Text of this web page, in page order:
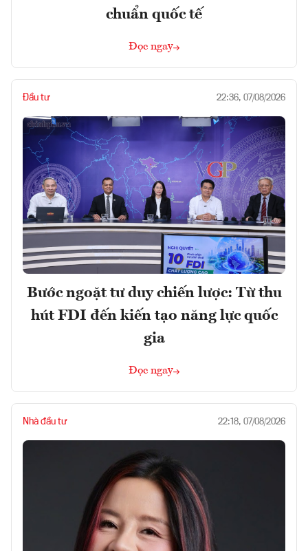
chuẩn quốc tế
Đọc ngay
Đầu tư 22:36, 07/08/2026
Bước ngoặt tư duy chiến lược: Từ thu
hút FDI đến kiến tạo năng lực quốc
gia
Đọc ngay
Nhà đầu tư 22:18, 07/08/2026